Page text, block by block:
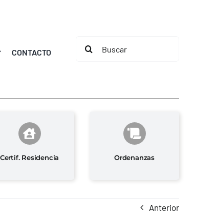
CONTACTO
Buscar:
Certif. Residencia Ordenanzas
Anterior